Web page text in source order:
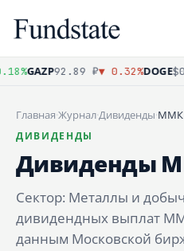
GAZP92.89 ₽ ▼ 0.32%DOGE
Главная·Журнал·Дивиденды·ММК
ДИВИДЕНДЫ
Дивиденды
Сектор: Металлы и
дивидендных выплат
данным Московской